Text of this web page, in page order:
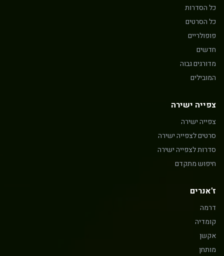
כל הסדרות
כל הסרטים
פופולריים
חדשים
מדורגים גבוה
המובילים
צפייה ישירה
צפייה ישירה
סרטים לצפייה ישירה
סדרות לצפייה ישירה
חיפוש מתקדם
ז'אנרים
דרמה
קומדיה
אקשן
מותחן